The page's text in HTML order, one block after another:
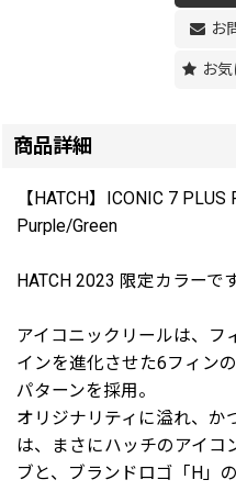
お
お
商品詳細
【HATCH】ICONIC 7
Purple/Green
HATCH 2023 限定カラーです
アイコニックリールは、フ
インを進化させた6フィン
パターンを採用。
オリジナリティに溢れ、か
は、まさにハッチのアイコ
ブと、ブランドロゴ「H」